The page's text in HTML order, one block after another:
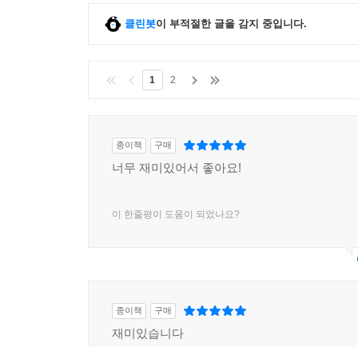
클린봇이 부적절한 글을 감지 중입니다.
1 2
종이책 구매
너무 재미있어서 좋아요!
이 한줄평이 도움이 되었나요?
종이책 구매
재미있습니다